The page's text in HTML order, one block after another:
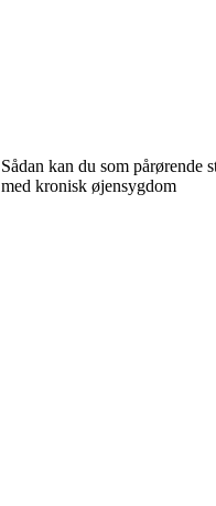
Sådan kan du som pårørende
med kronisk øjensygdom